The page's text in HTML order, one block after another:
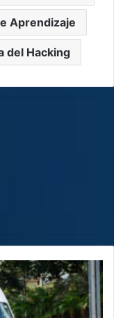
Aprendizaje
del Hacking